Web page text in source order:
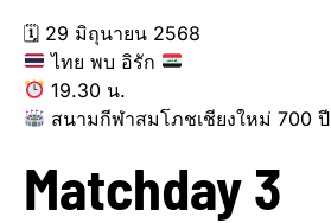
🗓 29 มิถุนายน 2568
ไทย พบ อิรัก
19.30 น.
สนามกีฬาสมโภชเชียงใหม่ 700 ปี
Matchday 3